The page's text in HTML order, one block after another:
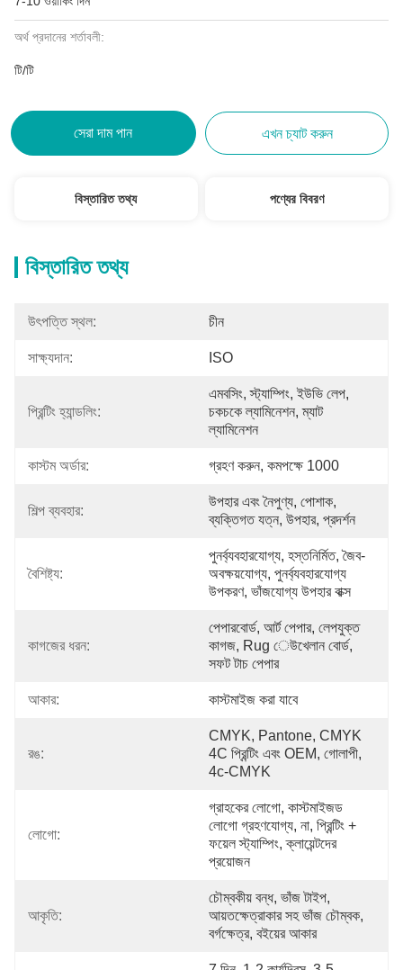
অর্থ প্রদানের শর্তাবলী:
টি/টি
সেরা দাম পান এখন চ্যাট করুন
বিস্তারিত তথ্য পণ্যের বিবরণ
বিস্তারিত তথ্য
উৎপত্তি স্থল: চীন
সাক্ষ্যদান: ISO
প্রিন্টিং হ্যান্ডলিং:
এমবসিং, স্ট্যাম্পিং, ইউভি লেপ,
চকচকে ল্যামিনেশন, ম্যাট
ল্যামিনেশন
কাস্টম অর্ডার: গ্রহণ করুন, কমপক্ষে 1000
শিল্প ব্যবহার:
উপহার এবং নৈপুণ্য, পোশাক,
ব্যক্তিগত যত্ন, উপহার, প্রদর্শন
বৈশিষ্ট্য:
পুনর্ব্যবহারযোগ্য, হস্তনির্মিত, জৈব-
অবক্ষয়যোগ্য, পুনর্ব্যবহারযোগ্য
উপকরণ, ভাঁজযোগ্য উপহার বাক্স
কাগজের ধরন:
পেপারবোর্ড, আর্ট পেপার, লেপযুক্ত
কাগজ, Rug েউখেলান বোর্ড,
সফট টাচ পেপার
আকার: কাস্টমাইজ করা যাবে
রঙ:
CMYK, Pantone, CMYK
4C প্রিন্টিং এবং OEM, গোলাপী,
4c-CMYK
লোগো:
গ্রাহকের লোগো, কাস্টমাইজড
লোগো গ্রহণযোগ্য, না, প্রিন্টিং +
ফয়েল স্ট্যাম্পিং, ক্লায়েন্টদের
প্রয়োজন
আকৃতি:
চৌম্বকীয় বন্ধ, ভাঁজ টাইপ,
আয়তক্ষেত্রাকার সহ ভাঁজ চৌম্বক,
বর্গক্ষেত্র, বইয়ের আকার